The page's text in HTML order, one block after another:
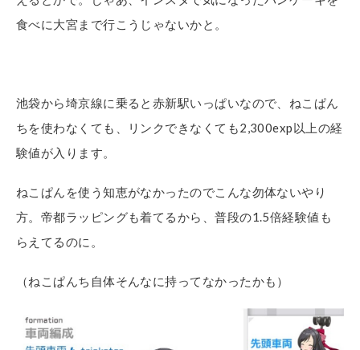
食べに大宮まで行こうじゃないかと。
池袋から埼京線に乗ると赤新駅いっぱいなので、ねこぱん
ちを使わなくても、リンクできなくても2,300exp以上の経
験値が入ります。
ねこぱんを使う知恵がなかったのでこんな勿体ないやり
方。帝都ラッピングも着てるから、普段の1.5倍経験値も
らえてるのに。
（ねこぱんち自体そんなに持ってなかったかも）